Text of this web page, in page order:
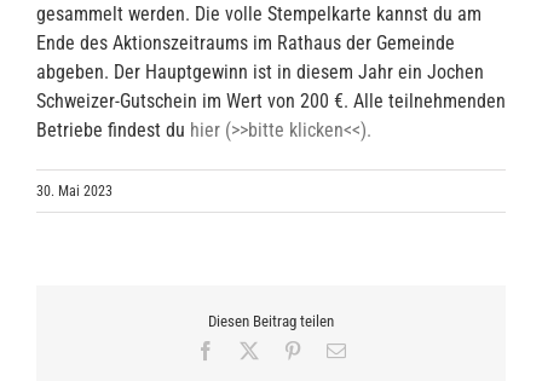
gesammelt werden. Die volle Stempelkarte kannst du am
Ende des Aktionszeitraums im Rathaus der Gemeinde
abgeben. Der Hauptgewinn ist in diesem Jahr ein Jochen
Schweizer-Gutschein im Wert von 200 €. Alle teilnehmenden
Betriebe findest du hier (>>bitte klicken<<).
30. Mai 2023
Diesen Beitrag teilen
Facebook Pinterest
E-